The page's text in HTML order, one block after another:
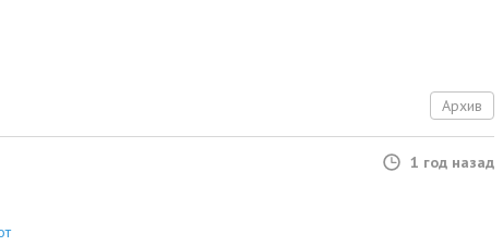
Архив
1 год назад